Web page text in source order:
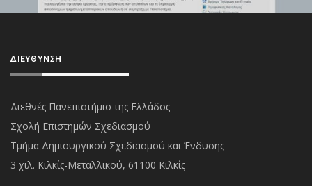
ΔΙΕΎΘΥΝΣΗ
Διεθνές Πανεπιστήμιο της Ελλάδος
Σχολή Επιστημών Σχεδιασμού
Τμήμα Δημιουργικού Σχεδιασμού και Ένδυσης
3 χιλ. Κιλκίς-Μεταλλικού, 61100 Κιλκίς